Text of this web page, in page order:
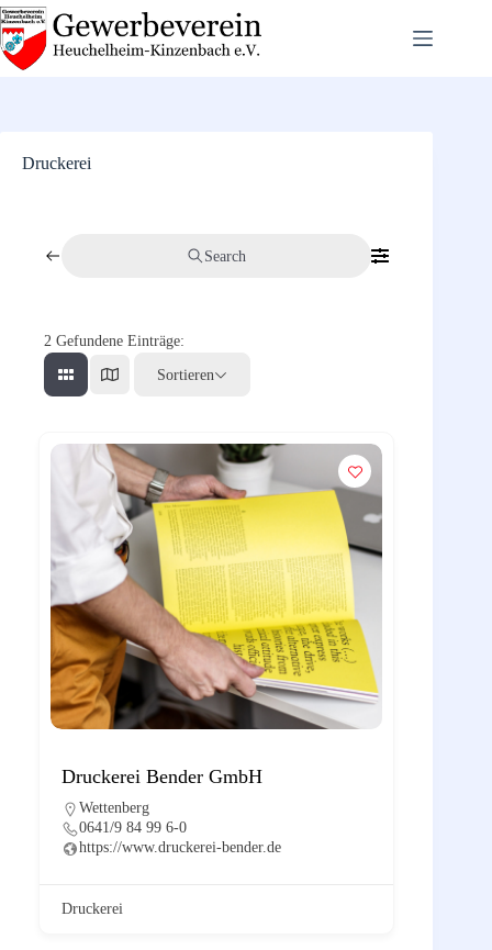
Zum
Inhalt
springen
Druckerei
Search
2 Gefundene Einträge:
Sortieren
Druckerei Bender GmbH
Wettenberg
0641/9 84 99 6-0
https://www.druckerei-bender.de
Druckerei